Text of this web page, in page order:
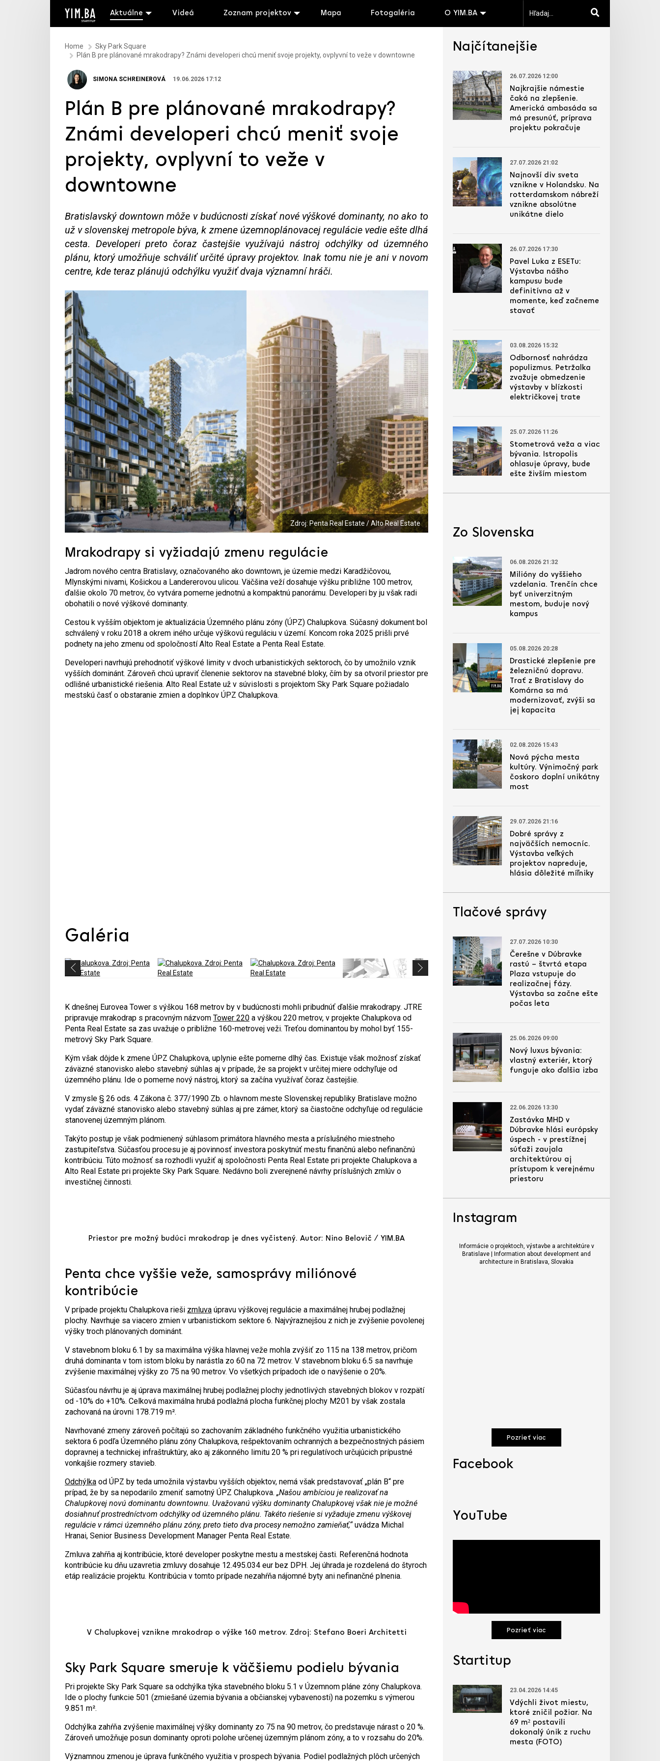
Aktuálne Videá Zoznam projektov Mapa Fotogaléria O YIM.BA
Home
Sky Park Square
Plán B pre plánované mrakodrapy? Známi developeri chcú meniť svoje projekty, ovplyvní to veže v downtowne
SIMONA SCHREINEROVÁ 19.06.2026 17:12
Plán B pre plánované mrakodrapy?
Známi developeri chcú meniť svoje
projekty, ovplyvní to veže v
downtowne
Bratislavský downtown môže v budúcnosti získať nové výškové dominanty, no ako to
už v slovenskej metropole býva, k zmene územnoplánovacej regulácie vedie ešte dlhá
cesta. Developeri preto čoraz častejšie využívajú nástroj odchýlky od územného
plánu, ktorý umožňuje schváliť určité úpravy projektov. Inak tomu nie je ani v novom
centre, kde teraz plánujú odchýlku využiť dvaja významní hráči.
Zdroj: Penta Real Estate / Alto Real Estate
Mrakodrapy si vyžiadajú zmenu regulácie
Jadrom nového centra Bratislavy, označovaného ako downtown, je územie medzi Karadžičovou,
Mlynskými nivami, Košickou a Landererovou ulicou. Väčšina veží dosahuje výšku približne 100 metrov,
ďalšie okolo 70 metrov, čo vytvára pomerne jednotnú a kompaktnú panorámu. Developeri by ju však radi
obohatili o nové výškové dominanty.
Cestou k vyšším objektom je aktualizácia Územného plánu zóny (ÚPZ) Chalupkova. Súčasný dokument bol
schválený v roku 2018 a okrem iného určuje výškovú reguláciu v území. Koncom roka 2025 prišli prvé
podnety na jeho zmenu od spoločností Alto Real Estate a Penta Real Estate.
Developeri navrhujú prehodnotiť výškové limity v dvoch urbanistických sektoroch, čo by umožnilo vznik
vyšších dominánt. Zároveň chcú upraviť členenie sektorov na stavebné bloky, čím by sa otvoril priestor pre
odlišné urbanistické riešenia. Alto Real Estate už v súvislosti s projektom Sky Park Square požiadalo
mestskú časť o obstaranie zmien a doplnkov ÚPZ Chalupkova.
Galéria
K dnešnej Eurovea Tower s výškou 168 metrov by v budúcnosti mohli pribudnúť ďalšie mrakodrapy. JTRE
pripravuje mrakodrap s pracovným názvom Tower 220 a výškou 220 metrov, v projekte Chalupkova od
Penta Real Estate sa zas uvažuje o približne 160-metrovej veži. Treťou dominantou by mohol byť 155-
metrový Sky Park Square.
Kým však dôjde k zmene ÚPZ Chalupkova, uplynie ešte pomerne dlhý čas. Existuje však možnosť získať
záväzné stanovisko alebo stavebný súhlas aj v prípade, že sa projekt v určitej miere odchyľuje od
územného plánu. Ide o pomerne nový nástroj, ktorý sa začína využívať čoraz častejšie.
V zmysle § 26 ods. 4 Zákona č. 377/1990 Zb. o hlavnom meste Slovenskej republiky Bratislave možno
vydať záväzné stanovisko alebo stavebný súhlas aj pre zámer, ktorý sa čiastočne odchyľuje od regulácie
stanovenej územným plánom.
Takýto postup je však podmienený súhlasom primátora hlavného mesta a príslušného miestneho
zastupiteľstva. Súčasťou procesu je aj povinnosť investora poskytnúť mestu finančnú alebo nefinančnú
kontribúciu. Túto možnosť sa rozhodli využiť aj spoločnosti Penta Real Estate pri projekte Chalupkova a
Alto Real Estate pri projekte Sky Park Square. Nedávno boli zverejnené návrhy príslušných zmlúv o
investičnej činnosti.
Priestor pre možný budúci mrakodrap je dnes vyčistený. Autor: Nino Belovič / YIM.BA
Penta chce vyššie veže, samosprávy miliónové
kontribúcie
V prípade projektu Chalupkova rieši zmluva úpravu výškovej regulácie a maximálnej hrubej podlažnej
plochy. Navrhuje sa viacero zmien v urbanistickom sektore 6. Najvýraznejšou z nich je zvýšenie povolenej
výšky troch plánovaných dominánt.
V stavebnom bloku 6.1 by sa maximálna výška hlavnej veže mohla zvýšiť zo 115 na 138 metrov, pričom
druhá dominanta v tom istom bloku by narástla zo 60 na 72 metrov. V stavebnom bloku 6.5 sa navrhuje
zvýšenie maximálnej výšky zo 75 na 90 metrov. Vo všetkých prípadoch ide o navýšenie o 20%.
Súčasťou návrhu je aj úprava maximálnej hrubej podlažnej plochy jednotlivých stavebných blokov v rozpätí
od -10% do +10%. Celková maximálna hrubá podlažná plocha funkčnej plochy M201 by však zostala
zachovaná na úrovni 178.719 m².
Navrhované zmeny zároveň počítajú so zachovaním základného funkčného využitia urbanistického
sektora 6 podľa Územného plánu zóny Chalupkova, rešpektovaním ochranných a bezpečnostných pásiem
dopravnej a technickej infraštruktúry, ako aj zákonného limitu 20 % pri regulatívoch určujúcich prípustné
vonkajšie rozmery stavieb.
Odchýlka od ÚPZ by teda umožnila výstavbu vyšších objektov, nemá však predstavovať „plán B“ pre
prípad, že by sa nepodarilo zmeniť samotný ÚPZ Chalupkova. „Našou ambíciou je realizovať na
Chalupkovej novú dominantu downtownu. Uvažovanú výšku dominanty Chalupkovej však nie je možné
dosiahnuť prostredníctvom odchýlky od územného plánu. Takéto riešenie si vyžaduje zmenu výškovej
regulácie v rámci územného plánu zóny, preto tieto dva procesy nemožno zamieňať,“uvádza Michal
Hranai, Senior Business Development Manager Penta Real Estate.
Zmluva zahŕňa aj kontribúcie, ktoré developer poskytne mestu a mestskej časti. Referenčná hodnota
kontribúcie ku dňu uzavretia zmluvy dosahuje 12.495.034 eur bez DPH. Jej úhrada je rozdelená do štyroch
etáp realizácie projektu. Kontribúcia v tomto prípade nezahŕňa nájomné byty ani nefinančné plnenia.
V Chalupkovej vznikne mrakodrap o výške 160 metrov. Zdroj: Stefano Boeri Architetti
Sky Park Square smeruje k väčšiemu podielu bývania
Pri projekte Sky Park Square sa odchýlka týka stavebného bloku 5.1 v Územnom pláne zóny Chalupkova.
Ide o plochy funkcie 501 (zmiešané územia bývania a občianskej vybavenosti) na pozemku s výmerou
9.851 m².
Odchýlka zahŕňa zvýšenie maximálnej výšky dominanty zo 75 na 90 metrov, čo predstavuje nárast o 20 %.
Zároveň umožňuje posun dominanty oproti polohe určenej územným plánom zóny, a to v rozsahu do 20%.
Významnou zmenou je úprava funkčného využitia v prospech bývania. Podiel podlažných plôch určených
Najčítanejšie
26.07.2026 12:00
Najkrajšie námestie
čaká na zlepšenie.
Americká ambasáda sa
má presunúť, príprava
projektu pokračuje
27.07.2026 21:02
Najnovší div sveta
vznikne v Holandsku. Na
rotterdamskom nábreží
vznikne absolútne
unikátne dielo
26.07.2026 17:30
Pavel Luka z ESETu:
Výstavba nášho
kampusu bude
definitívna až v
momente, keď začneme
stavať
03.08.2026 15:32
Odbornosť nahrádza
populizmus. Petržalka
zvažuje obmedzenie
výstavby v blízkosti
električkovej trate
25.07.2026 11:26
Stometrová veža a viac
bývania. Istropolis
ohlasuje úpravy, bude
ešte živším miestom
Zo Slovenska
06.08.2026 21:32
Milióny do vyššieho
vzdelania. Trenčín chce
byť univerzitným
mestom, buduje nový
kampus
05.08.2026 20:28
Drastické zlepšenie pre
železničnú dopravu.
Trať z Bratislavy do
Komárna sa má
modernizovať, zvýši sa
jej kapacita
02.08.2026 15:43
Nová pýcha mesta
kultúry. Výnimočný park
čoskoro doplní unikátny
most
29.07.2026 21:16
Dobré správy z
najväčších nemocníc.
Výstavba veľkých
projektov napreduje,
hlásia dôležité míľniky
Tlačové správy
27.07.2026 10:30
Čerešne v Dúbravke
rastú – štvrtá etapa
Plaza vstupuje do
realizačnej fázy.
Výstavba sa začne ešte
počas leta
25.06.2026 09:00
Nový luxus bývania:
vlastný exteriér, ktorý
funguje ako ďalšia izba
22.06.2026 13:30
Zastávka MHD v
Dúbravke hlási európsky
úspech - v prestížnej
súťaži zaujala
architektúrou aj
prístupom k verejnému
priestoru
Instagram
Informácie o projektoch, výstavbe a architektúre v
Bratislave | Information about development and
architecture in Bratislava, Slovakia
Pozrieť viac
Facebook
YouTube
Pozrieť viac
Startitup
23.04.2026 14:45
Vdýchli život miestu,
ktoré zničil požiar. Na
69 m² postavili
dokonalý únik z ruchu
mesta (FOTO)